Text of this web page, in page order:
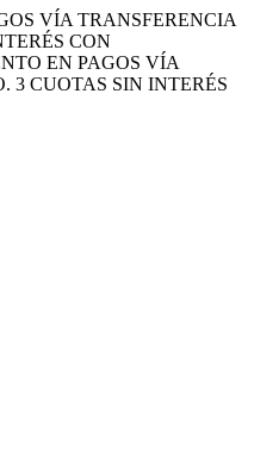
VÍA TRANSFERENCIA
CON
EN PAGOS VÍA
3 CUOTAS SIN INTERÉS